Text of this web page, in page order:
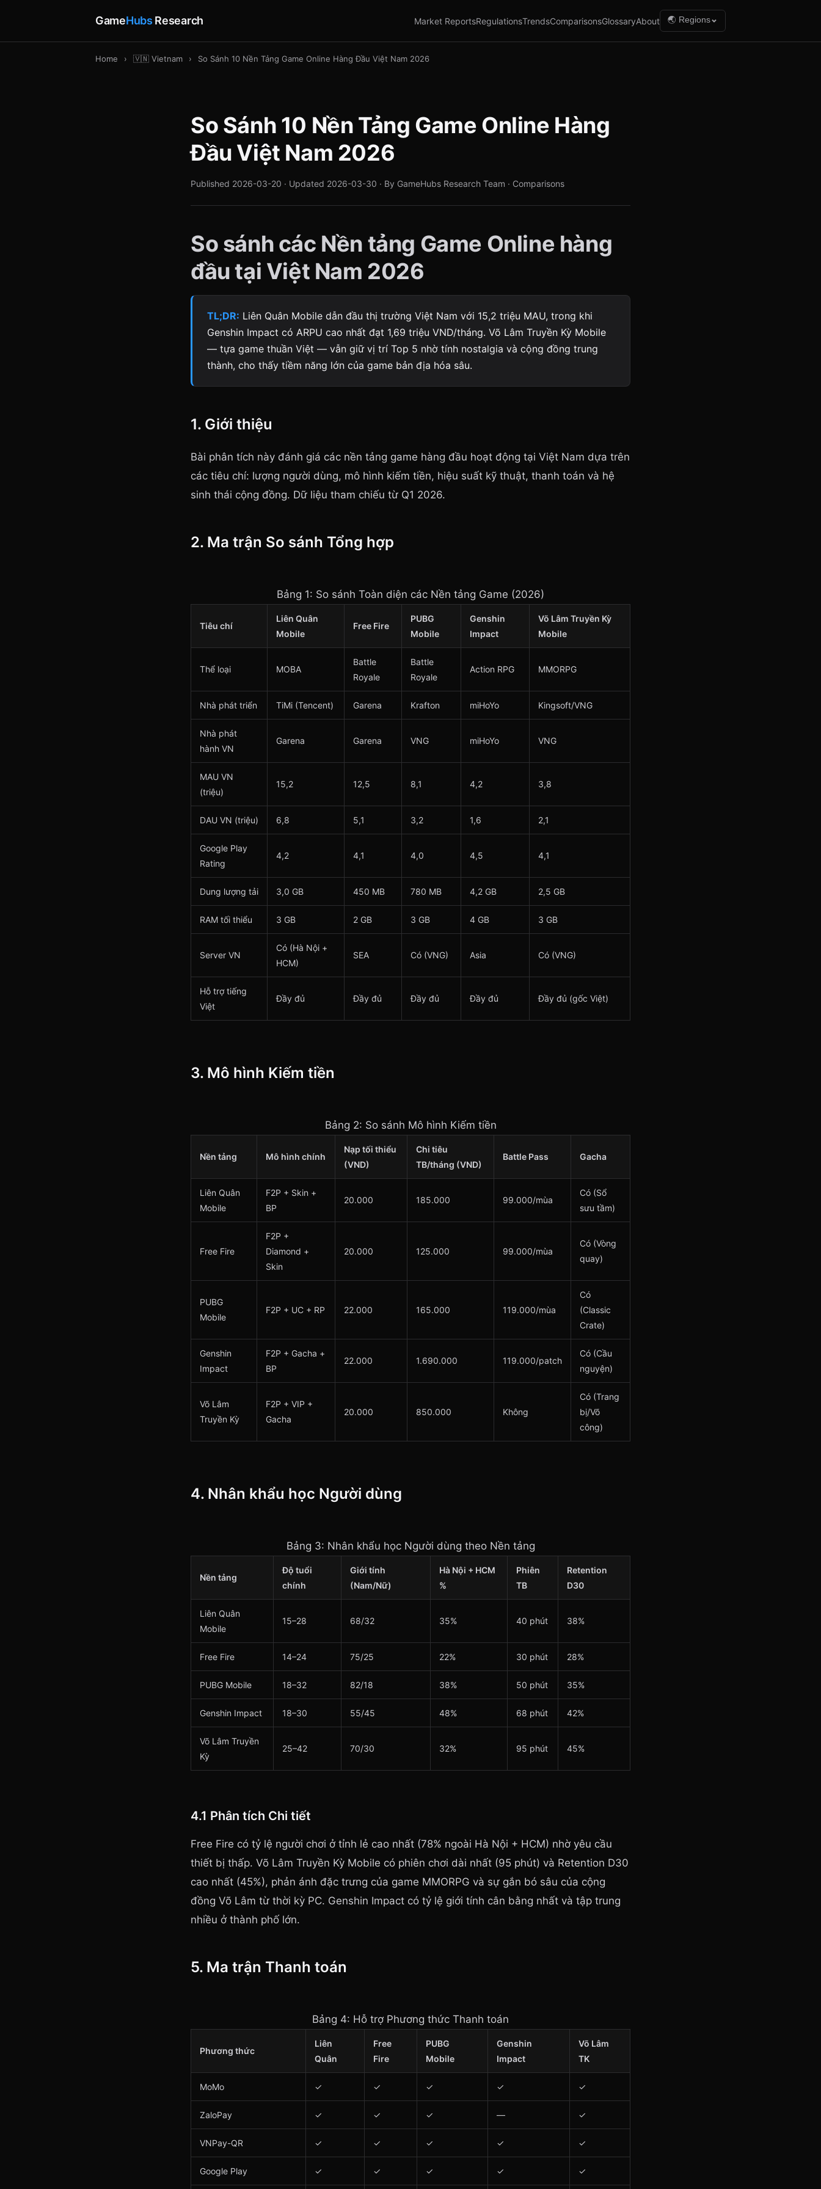
GameHubs Research Market ReportsRegulationsTrendsComparisonsGlossaryAbout 🌏 Regions
Home › 🇻🇳 Vietnam › So Sánh 10 Nền Tảng Game Online Hàng Đầu Việt Nam 2026
So Sánh 10 Nền Tảng Game Online Hàng
Đầu Việt Nam 2026
Published 2026-03-20 · Updated 2026-03-30 · By GameHubs Research Team · Comparisons
So sánh các Nền tảng Game Online hàng
đầu tại Việt Nam 2026
TL;DR: Liên Quân Mobile dẫn đầu thị trường Việt Nam với 15,2 triệu MAU, trong khi
Genshin Impact có ARPU cao nhất đạt 1,69 triệu VND/tháng. Võ Lâm Truyền Kỳ Mobile
— tựa game thuần Việt — vẫn giữ vị trí Top 5 nhờ tính nostalgia và cộng đồng trung
thành, cho thấy tiềm năng lớn của game bản địa hóa sâu.
1. Giới thiệu
Bài phân tích này đánh giá các nền tảng game hàng đầu hoạt động tại Việt Nam dựa trên
các tiêu chí: lượng người dùng, mô hình kiếm tiền, hiệu suất kỹ thuật, thanh toán và hệ
sinh thái cộng đồng. Dữ liệu tham chiếu từ Q1 2026.
2. Ma trận So sánh Tổng hợp
Bảng 1: So sánh Toàn diện các Nền tảng Game (2026)
Tiêu chí
Liên Quân
Mobile
Free Fire
PUBG
Mobile
Genshin
Impact
Võ Lâm Truyền Kỳ
Mobile
Thể loại MOBA
Battle
Royale
Battle
Royale
Action RPG MMORPG
Nhà phát triển TiMi (Tencent) Garena Krafton miHoYo Kingsoft/VNG
Nhà phát
hành VN
Garena Garena VNG miHoYo VNG
MAU VN
(triệu)
15,2 12,5 8,1 4,2 3,8
DAU VN (triệu) 6,8 5,1 3,2 1,6 2,1
Google Play
Rating
4,2 4,1 4,0 4,5 4,1
Dung lượng tải 3,0 GB 450 MB 780 MB 4,2 GB 2,5 GB
RAM tối thiểu 3 GB 2 GB 3 GB 4 GB 3 GB
Server VN
Có (Hà Nội +
HCM)
SEA Có (VNG) Asia Có (VNG)
Hỗ trợ tiếng
Việt
Đầy đủ Đầy đủ Đầy đủ Đầy đủ Đầy đủ (gốc Việt)
3. Mô hình Kiếm tiền
Bảng 2: So sánh Mô hình Kiếm tiền
Nền tảng Mô hình chính
Nạp tối thiểu
(VND)
Chi tiêu
TB/tháng (VND)
Battle Pass Gacha
Liên Quân
Mobile
F2P + Skin +
BP
20.000 185.000 99.000/mùa
Có (Sổ
sưu tầm)
Free Fire
F2P +
Diamond +
Skin
20.000 125.000 99.000/mùa
Có (Vòng
quay)
PUBG
Mobile
F2P + UC + RP 22.000 165.000 119.000/mùa
Có
(Classic
Crate)
Genshin
Impact
F2P + Gacha +
BP
22.000 1.690.000 119.000/patch
Có (Cầu
nguyện)
Võ Lâm
Truyền Kỳ
F2P + VIP +
Gacha
20.000 850.000 Không
Có (Trang
bị/Võ
công)
4. Nhân khẩu học Người dùng
Bảng 3: Nhân khẩu học Người dùng theo Nền tảng
Nền tảng
Độ tuổi
chính
Giới tính
(Nam/Nữ)
Hà Nội + HCM
%
Phiên
TB
Retention
D30
Liên Quân
Mobile
15–28 68/32 35% 40 phút 38%
Free Fire 14–24 75/25 22% 30 phút 28%
PUBG Mobile 18–32 82/18 38% 50 phút 35%
Genshin Impact 18–30 55/45 48% 68 phút 42%
Võ Lâm Truyền
Kỳ
25–42 70/30 32% 95 phút 45%
4.1 Phân tích Chi tiết
Free Fire có tỷ lệ người chơi ở tỉnh lẻ cao nhất (78% ngoài Hà Nội + HCM) nhờ yêu cầu
thiết bị thấp. Võ Lâm Truyền Kỳ Mobile có phiên chơi dài nhất (95 phút) và Retention D30
cao nhất (45%), phản ánh đặc trưng của game MMORPG và sự gắn bó sâu của cộng
đồng Võ Lâm từ thời kỳ PC. Genshin Impact có tỷ lệ giới tính cân bằng nhất và tập trung
nhiều ở thành phố lớn.
5. Ma trận Thanh toán
Bảng 4: Hỗ trợ Phương thức Thanh toán
Phương thức
Liên
Quân
Free
Fire
PUBG
Mobile
Genshin
Impact
Võ Lâm
TK
MoMo ✓ ✓ ✓ ✓ ✓
ZaloPay ✓ ✓ ✓ — ✓
VNPay-QR ✓ ✓ ✓ ✓ ✓
Google Play ✓ ✓ ✓ ✓ ✓